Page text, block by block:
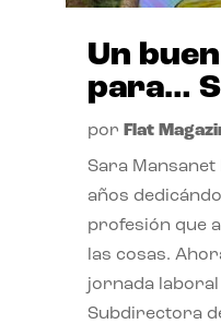
Un
para…
por Flat
Sara Mansanet
años
profesión que
las cosas.
jornada
Subdirectora